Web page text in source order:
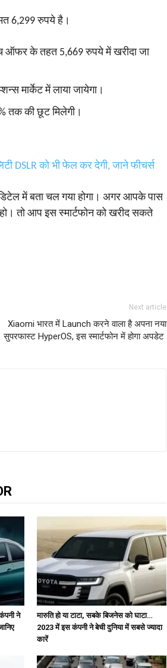
6,299 रुपये है।
ऑफर के तहत 5,669 रुपये में खरीदा जा
मार्केट में लाया जायेगा।
तक की छूट मिलेगी।
DSLR को भी फेल कर देगी, जाने फीचर्स
में बता चल गया होगा। अगर आपके पास
तो आप इस स्‍मार्टफोन को खरीद सकते
Next article
Xiaomi भारत में Launch करने वाला है अपना नया
सुपरफास्‍ट HyperOS, इस स्‍मार्टफोन में होगा अपडेट
ने
मारुति हो या टाटा, सबके बिजनेस को घाटा…
2023 में इस कंपनी ने बेची दुनिया में सबसे ज्यादा
कारें